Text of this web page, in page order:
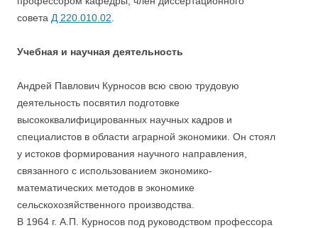
совета Д 220.010.02
Учебная и научная деятельность
Андрей Павлович Курносов всю свою трудовую
деятельность посвятил подготовке
высококвалифицированных научных кадров и
специалистов в области аграрной экономики. Он стоял
у истоков формирования научного направления,
связанного с использованием экономико-
математических методов в экономике
сельскохозяйственного производства.
В 1964 г. А.П. Курносов под руководством профессора